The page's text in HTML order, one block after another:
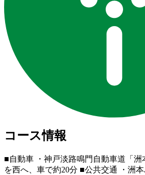
コース情報
■自動車 ・神戸淡路鳴門自動車道「洲
を西へ、車で約20分 ■公共交通 ・洲